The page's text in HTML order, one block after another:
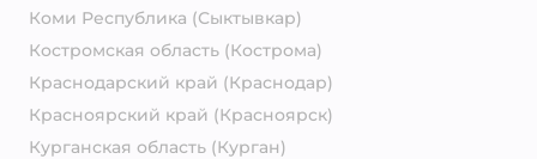
Коми Республика (Сыктывкар)
Костромская область (Кострома)
Краснодарский край (Краснодар)
Красноярский край (Красноярск)
Курганская область (Курган)